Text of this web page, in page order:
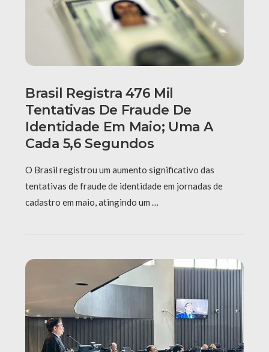
Brasil Registra 476 Mil
Tentativas De Fraude De
Identidade Em Maio; Uma A
Cada 5,6 Segundos
O Brasil registrou um aumento significativo das
tentativas de fraude de identidade em jornadas de
cadastro em maio, atingindo um …